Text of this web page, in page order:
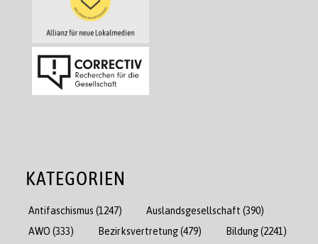
KATEGORIEN
Antifaschismus (1247) Auslandsgesellschaft (390)
AWO (333) Bezirksvertretung(479) Bildung(2241)